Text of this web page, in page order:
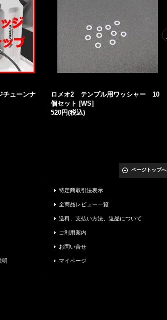
チューンナ
ロメオ2 テンプル用ワッシャー 10
個セット [WS]
520円(税込)
ページトップへ
明
特定商取引法表示
全商品レビュー一覧
送料、支払い方法、返品について
ご利用案内
お問い合せ
マイページ